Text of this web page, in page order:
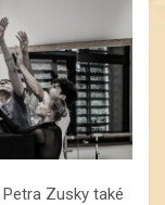
Zusky také